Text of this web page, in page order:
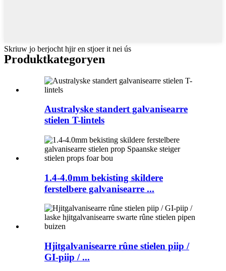
Skriuw jo berjocht hjir en stjoer it nei ús
Produktkategoryen
Australyske standert galvanisearre
stielen T-lintels
1.4-4.0mm bekisting skildere
ferstelbere galvanisearre ...
Hjitgalvanisearre rûne stielen piip /
GI-piip / ...